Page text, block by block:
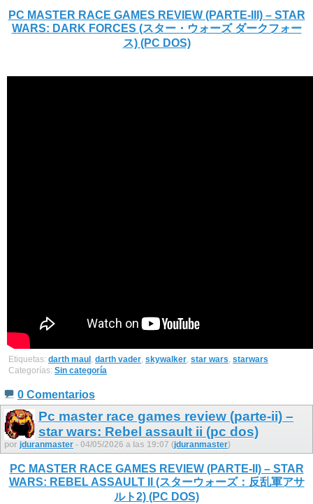
PC MASTER RACE GAMES REVIEW (PARTE-III) – STAR
WARS: DARK FORCES (スター・ウォーズ ダークフォー
ス) (PC DOS)
Etiquetas: darth maul darth vader skywalker star wars starwars
Categorías: Sin categoría
0 Comentarios
Pc master race games review (parte-ii) –
star wars: Rebel assault ii (pc dos)
por jduranmaster - 04/05/2026 a las 19:07 (jduranmaster)
PC MASTER RACE GAMES REVIEW (PARTE-II) – STAR
WARS: REBEL ASSAULT II (スターウォーズ：反乱軍アサ
ルト2) (PC DOS)